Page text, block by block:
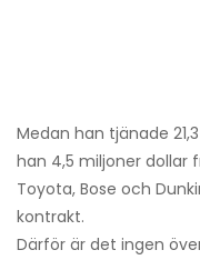
Medan han tjänade
han 4,5 miljoner dollar
Toyota, Bose och
kontrakt.
Därför är det ingen